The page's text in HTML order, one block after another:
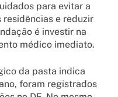
para evitar a
residências e reduzir
é investir na
médico imediato.
da pasta indica
foram registrados